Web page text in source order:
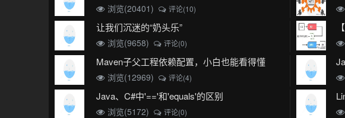
浏览(20401)
评论(10)
让我们沉迷的“奶头乐”
浏览(9658) 评论(0)
Maven子父工程依赖配置，小白也能看得懂
浏览(12969) 评论(4)
Java、C#中'=='和'equals'的区别
浏览(5172) 评论(0)